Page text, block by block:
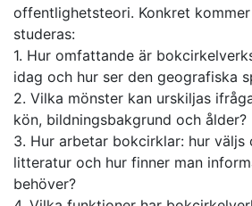
offentlighetsteori. Konkret
studeras:
1. Hur omfattande är
idag och hur ser den geografiska
2. Vilka mönster kan urskiljas
kön, bildningsbakgrund och ålder?
3. Hur arbetar bokcirklar: hur
litteratur och hur finner man
behöver?